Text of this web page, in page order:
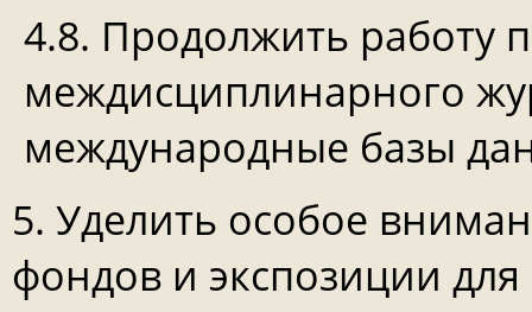
4.8. Продолжить работу
междисциплинарного
международные базы
5. Уделить особое
фондов и экспозиции